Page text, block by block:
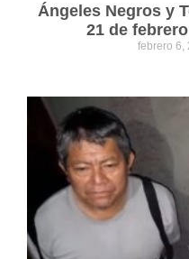
Ángeles Negros y
21 de
febrero 6,